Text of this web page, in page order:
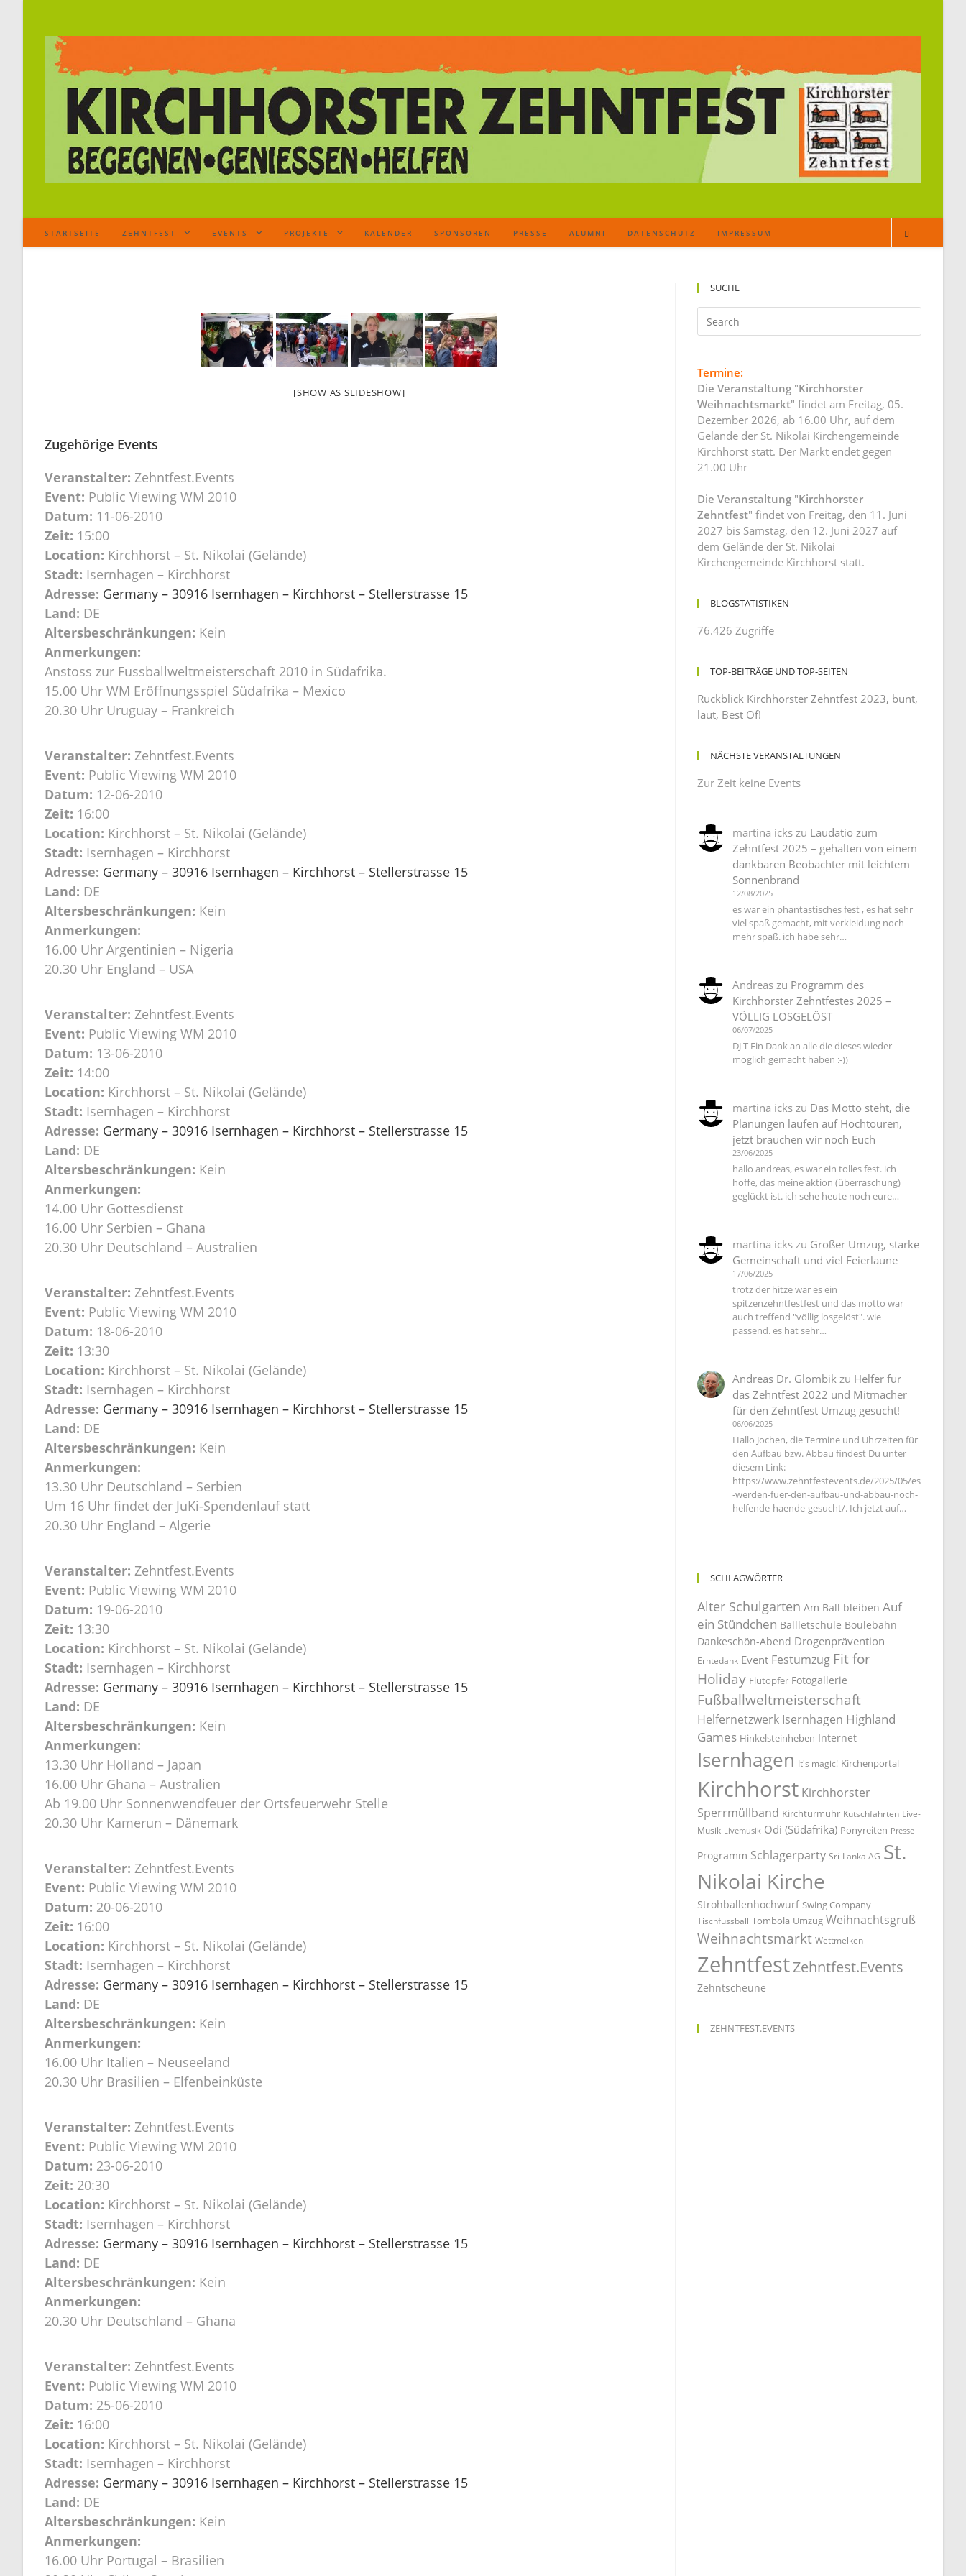
STARTSEITE ZEHNTFEST EVENTS PROJEKTE KALENDER SPONSOREN PRESSE ALUMNI DATENSCHUTZ IMPRESSUM
[SHOW AS SLIDESHOW]
Zugehörige Events
Veranstalter: Zehntfest.Events
Event: Public Viewing WM 2010
Datum: 11-06-2010
Zeit: 15:00
Location: Kirchhorst – St. Nikolai (Gelände)
Stadt: Isernhagen – Kirchhorst
Adresse: Germany – 30916 Isernhagen – Kirchhorst – Stellerstrasse 15
Land: DE
Altersbeschränkungen: Kein
Anmerkungen:
Anstoss zur Fussballweltmeisterschaft 2010 in Südafrika.
15.00 Uhr WM Eröffnungsspiel Südafrika – Mexico
20.30 Uhr Uruguay – Frankreich
Veranstalter: Zehntfest.Events
Event: Public Viewing WM 2010
Datum: 12-06-2010
Zeit: 16:00
Location: Kirchhorst – St. Nikolai (Gelände)
Stadt: Isernhagen – Kirchhorst
Adresse: Germany – 30916 Isernhagen – Kirchhorst – Stellerstrasse 15
Land: DE
Altersbeschränkungen: Kein
Anmerkungen:
16.00 Uhr Argentinien – Nigeria
20.30 Uhr England – USA
Veranstalter: Zehntfest.Events
Event: Public Viewing WM 2010
Datum: 13-06-2010
Zeit: 14:00
Location: Kirchhorst – St. Nikolai (Gelände)
Stadt: Isernhagen – Kirchhorst
Adresse: Germany – 30916 Isernhagen – Kirchhorst – Stellerstrasse 15
Land: DE
Altersbeschränkungen: Kein
Anmerkungen:
14.00 Uhr Gottesdienst
16.00 Uhr Serbien – Ghana
20.30 Uhr Deutschland – Australien
Veranstalter: Zehntfest.Events
Event: Public Viewing WM 2010
Datum: 18-06-2010
Zeit: 13:30
Location: Kirchhorst – St. Nikolai (Gelände)
Stadt: Isernhagen – Kirchhorst
Adresse: Germany – 30916 Isernhagen – Kirchhorst – Stellerstrasse 15
Land: DE
Altersbeschränkungen: Kein
Anmerkungen:
13.30 Uhr Deutschland – Serbien
Um 16 Uhr findet der JuKi-Spendenlauf statt
20.30 Uhr England – Algerie
Veranstalter: Zehntfest.Events
Event: Public Viewing WM 2010
Datum: 19-06-2010
Zeit: 13:30
Location: Kirchhorst – St. Nikolai (Gelände)
Stadt: Isernhagen – Kirchhorst
Adresse: Germany – 30916 Isernhagen – Kirchhorst – Stellerstrasse 15
Land: DE
Altersbeschränkungen: Kein
Anmerkungen:
13.30 Uhr Holland – Japan
16.00 Uhr Ghana – Australien
Ab 19.00 Uhr Sonnenwendfeuer der Ortsfeuerwehr Stelle
20.30 Uhr Kamerun – Dänemark
Veranstalter: Zehntfest.Events
Event: Public Viewing WM 2010
Datum: 20-06-2010
Zeit: 16:00
Location: Kirchhorst – St. Nikolai (Gelände)
Stadt: Isernhagen – Kirchhorst
Adresse: Germany – 30916 Isernhagen – Kirchhorst – Stellerstrasse 15
Land: DE
Altersbeschränkungen: Kein
Anmerkungen:
16.00 Uhr Italien – Neuseeland
20.30 Uhr Brasilien – Elfenbeinküste
Veranstalter: Zehntfest.Events
Event: Public Viewing WM 2010
Datum: 23-06-2010
Zeit: 20:30
Location: Kirchhorst – St. Nikolai (Gelände)
Stadt: Isernhagen – Kirchhorst
Adresse: Germany – 30916 Isernhagen – Kirchhorst – Stellerstrasse 15
Land: DE
Altersbeschränkungen: Kein
Anmerkungen:
20.30 Uhr Deutschland – Ghana
Veranstalter: Zehntfest.Events
Event: Public Viewing WM 2010
Datum: 25-06-2010
Zeit: 16:00
Location: Kirchhorst – St. Nikolai (Gelände)
Stadt: Isernhagen – Kirchhorst
Adresse: Germany – 30916 Isernhagen – Kirchhorst – Stellerstrasse 15
Land: DE
Altersbeschränkungen: Kein
Anmerkungen:
16.00 Uhr Portugal – Brasilien
SUCHE
Termine:
Die Veranstaltung "Kirchhorster
Weihnachtsmarkt" findet am Freitag, 05.
Dezember 2026, ab 16.00 Uhr, auf dem
Gelände der St. Nikolai Kirchengemeinde
Kirchhorst statt. Der Markt endet gegen
21.00 Uhr
Die Veranstaltung "Kirchhorster
Zehntfest" findet von Freitag, den 11. Juni
2027 bis Samstag, den 12. Juni 2027 auf
dem Gelände der St. Nikolai
Kirchengemeinde Kirchhorst statt.
BLOGSTATISTIKEN
76.426 Zugriffe
TOP-BEITRÄGE UND TOP-SEITEN
Rückblick Kirchhorster Zehntfest 2023, bunt,
laut, Best Of!
NÄCHSTE VERANSTALTUNGEN
Zur Zeit keine Events
martina icks zu Laudatio zum
Zehntfest 2025 – gehalten von einem
dankbaren Beobachter mit leichtem
Sonnenbrand
12/08/2025
es war ein phantastisches fest , es hat sehr
viel spaß gemacht, mit verkleidung noch
mehr spaß. ich habe sehr…
Andreas zu Programm des
Kirchhorster Zehntfestes 2025 –
VÖLLIG LOSGELÖST
06/07/2025
DJ T Ein Dank an alle die dieses wieder
möglich gemacht haben :-))
martina icks zu Das Motto steht, die
Planungen laufen auf Hochtouren,
jetzt brauchen wir noch Euch
23/06/2025
hallo andreas, es war ein tolles fest. ich
hoffe, das meine aktion (überraschung)
geglückt ist. ich sehe heute noch eure…
martina icks zu Großer Umzug, starke
Gemeinschaft und viel Feierlaune
17/06/2025
trotz der hitze war es ein
spitzenzehntfestfest und das motto war
auch treffend "völlig losgelöst". wie
passend. es hat sehr…
Andreas Dr. Glombik zu Helfer für
das Zehntfest 2022 und Mitmacher
für den Zehntfest Umzug gesucht!
06/06/2025
Hallo Jochen, die Termine und Uhrzeiten für
den Aufbau bzw. Abbau findest Du unter
diesem Link:
https://www.zehntfestevents.de/2025/05/es
-werden-fuer-den-aufbau-und-abbau-noch-
helfende-haende-gesucht/. Ich jetzt auf…
SCHLAGWÖRTER
Alter Schulgarten Am Ball bleiben Auf
ein Stündchen Ballletschule Boulebahn
Dankeschön-Abend Drogenprävention
Erntedank Event Festumzug Fit for
Holiday Flutopfer Fotogallerie
Fußballweltmeisterschaft
Helfernetzwerk Isernhagen Highland
Games Hinkelsteinheben Internet
Isernhagen It's magic! Kirchenportal
Kirchhorst Kirchhorster
Sperrmüllband Kirchturmuhr Kutschfahrten Live-
Musik Livemusik Odi (Südafrika) Ponyreiten Presse
Programm Schlagerparty Sri-Lanka AG St.
Nikolai Kirche
Strohballenhochwurf Swing Company
Tischfussball Tombola Umzug Weihnachtsgruß
Weihnachtsmarkt Wettmelken
ZehntfestZehntfest.Events
Zehntscheune
ZEHNTFEST.EVENTS